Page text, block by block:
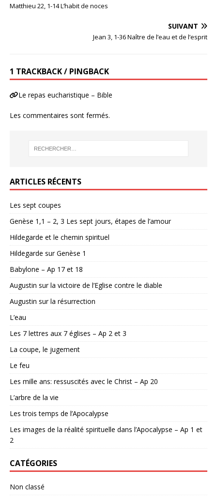
Matthieu 22, 1-14 L’habit de noces
SUIVANT
Jean 3, 1-36 Naître de l’eau et de l’esprit
1 TRACKBACK / PINGBACK
Le repas eucharistique – Bible
Les commentaires sont fermés.
ARTICLES RÉCENTS
Les sept coupes
Genèse 1,1 – 2, 3 Les sept jours, étapes de l’amour
Hildegarde et le chemin spirituel
Hildegarde sur Genèse 1
Babylone – Ap 17 et 18
Augustin sur la victoire de l’Eglise contre le diable
Augustin sur la résurrection
L’eau
Les 7 lettres aux 7 églises – Ap 2 et 3
La coupe, le jugement
Le feu
Les mille ans: ressuscités avec le Christ – Ap 20
L’arbre de la vie
Les trois temps de l’Apocalypse
Les images de la réalité spirituelle dans l’Apocalypse – Ap 1 et
2
CATÉGORIES
Non classé